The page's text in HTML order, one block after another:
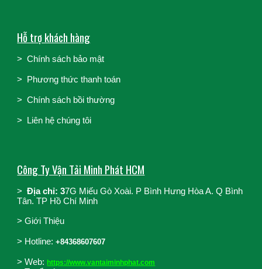
Hỗ trợ khách hàng
> Chính sách bảo mật
> Phương thức thanh toán
>Chính sách bồi thường
> Liên hệ chúng tôi
Công Ty Vận Tải Minh Phát HCM
>Địa chỉ: 37G Miếu Gò Xoài. P Bình Hưng Hòa A. Q Bình
Tân. TP Hồ Chí Minh
>Giới Thiệu
> Hotline: +84368607607
> Web: https://www.vantaiminhphat.com